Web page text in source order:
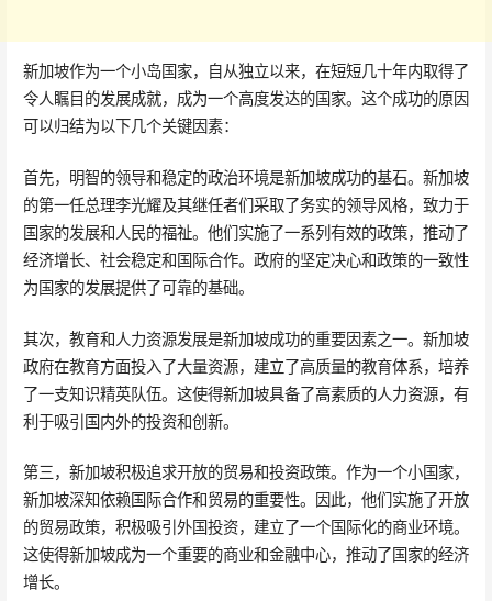
新加坡作为一个小岛国家，自从独立以来，在短短几十年内取得了
令人瞩目的发展成就，成为一个高度发达的国家。这个成功的原因
可以归结为以下几个关键因素：
首先，明智的领导和稳定的政治环境是新加坡成功的基石。新加坡
的第一任总理李光耀及其继任者们采取了务实的领导风格，致力于
国家的发展和人民的福祉。他们实施了一系列有效的政策，推动了
经济增长、社会稳定和国际合作。政府的坚定决心和政策的一致性
为国家的发展提供了可靠的基础。
其次，教育和人力资源发展是新加坡成功的重要因素之一。新加坡
政府在教育方面投入了大量资源，建立了高质量的教育体系，培养
了一支知识精英队伍。这使得新加坡具备了高素质的人力资源，有
利于吸引国内外的投资和创新。
第三，新加坡积极追求开放的贸易和投资政策。作为一个小国家，
新加坡深知依赖国际合作和贸易的重要性。因此，他们实施了开放
的贸易政策，积极吸引外国投资，建立了一个国际化的商业环境。
这使得新加坡成为一个重要的商业和金融中心，推动了国家的经济
增长。